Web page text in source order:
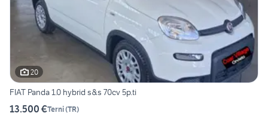
20
FIAT Panda 1.0 hybrid s&s 70cv 5p.ti
13.500 €Terni(TR)